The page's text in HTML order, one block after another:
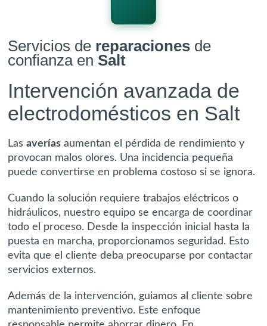
Servicios de reparaciones de
confianza en Salt
Intervención avanzada de
electrodomésticos en Salt
Lasaverías aumentan el pérdida de rendimiento y
provocan malos olores. Una incidencia pequeña
puede convertirse en problema costoso si se ignora.
Cuando la solución requiere trabajos eléctricos o
hidráulicos, nuestro equipo se encarga de coordinar
todo el proceso. Desde la inspección inicial hasta la
puesta en marcha, proporcionamos seguridad. Esto
evita que el cliente deba preocuparse por contactar
servicios externos.
Además de la intervención, guiamos al cliente sobre
mantenimiento preventivo. Este enfoque